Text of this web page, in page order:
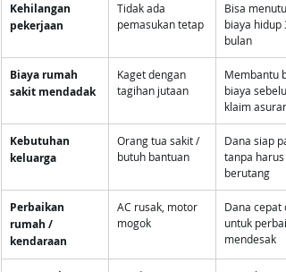
Kehilangan
pekerjaan
Tidak ada
pemasukan tetap
Bisa
biaya hidup
bulan
Biaya rumah
sakit mendadak
Kaget dengan
tagihan jutaan
Membantu
biaya
klaim
Kebutuhan
keluarga
Orang tua sakit /
butuh bantuan
Dana siap
tanpa harus
berutang
Perbaikan
rumah /
kendaraan
AC rusak, motor
mogok
Dana cepat
untuk
mendesak